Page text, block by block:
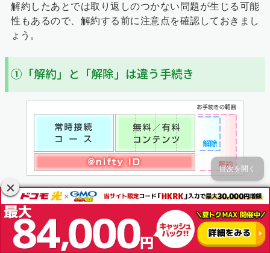
解約したあとでは取り返しのつかない問題が生じる可能
性もあるので、解約する前に注意点を確認しておきまし
ょう。
①「解約」と「解除」は違う手続き
@nifty光のサービス停止には「解約」と「解除」の2種類
があります。
ネット回線･コンテンツ･@nifty ID･メールアドレスなど、利
目次を開く